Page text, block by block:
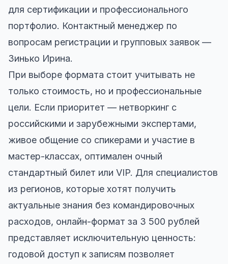
для сертификации и профессионального
портфолио. Контактный менеджер по
вопросам регистрации и групповых заявок —
Зинько Ирина.
При выборе формата стоит учитывать не
только стоимость, но и профессиональные
цели. Если приоритет — нетворкинг с
российскими и зарубежными экспертами,
живое общение со спикерами и участие в
мастер-классах, оптимален очный
стандартный билет или VIP. Для специалистов
из регионов, которые хотят получить
актуальные знания без командировочных
расходов, онлайн-формат за 3 500 рублей
представляет исключительную ценность:
годовой доступ к записям позволяет